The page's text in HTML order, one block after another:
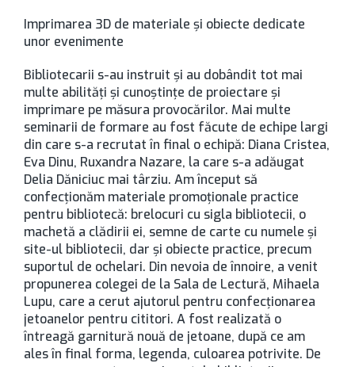
Imprimarea 3D de materiale și obiecte dedicate
unor evenimente
Bibliotecarii s-au instruit și au dobândit tot mai
multe abilități și cunoștințe de proiectare și
imprimare pe măsura provocărilor. Mai multe
seminarii de formare au fost făcute de echipe largi
din care s-a recrutat în final o echipă: Diana Cristea,
Eva Dinu, Ruxandra Nazare, la care s-a adăugat
Delia Dăniciuc mai târziu. Am început să
confecționăm materiale promoționale practice
pentru bibliotecă: brelocuri cu sigla bibliotecii, o
machetă a clădirii ei, semne de carte cu numele și
site-ul bibliotecii, dar și obiecte practice, precum
suportul de ochelari. Din nevoia de înnoire, a venit
propunerea colegei de la Sala de Lectură, Mihaela
Lupu, care a cerut ajutorul pentru confecționarea
jetoanelor pentru cititori. A fost realizată o
întreagă garnitură nouă de jetoane, după ce am
ales în final forma, legenda, culoarea potrivite. De